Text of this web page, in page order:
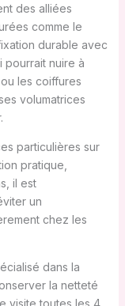
des alliées
comme le
durable avec
pourrait nuire à
les coiffures
volumatrices
particulières sur
pratique,
il est
un
chez les
dans la
la netteté
visite toutes les 4